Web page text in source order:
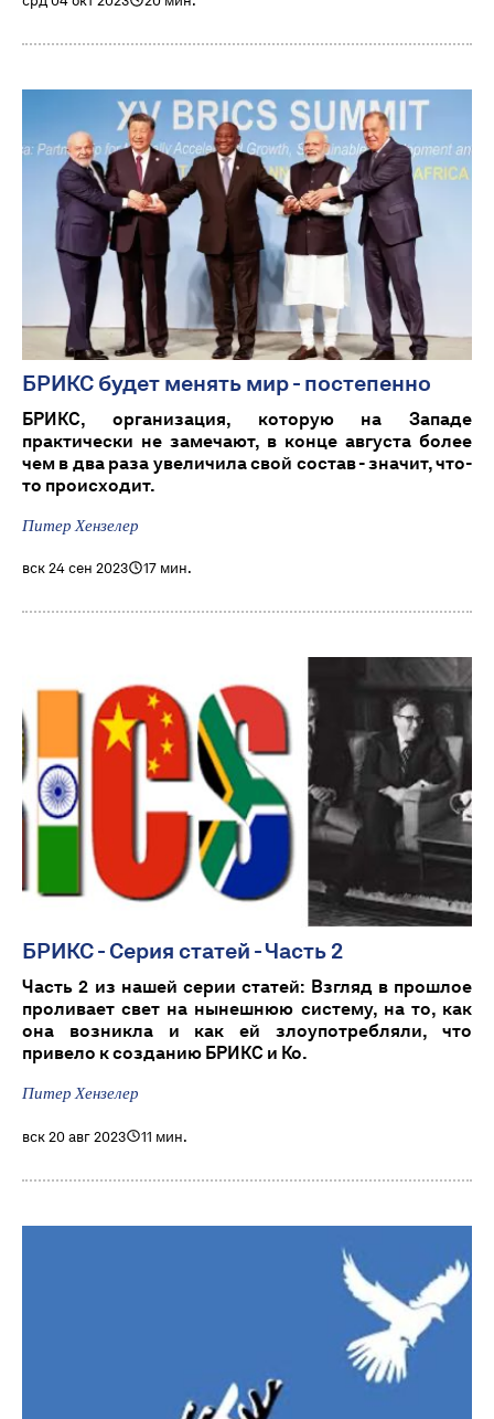
БРИКС будет менять мир - постепенно
БРИКС, организация, которую на Западе
практически не замечают, в конце августа более
чем в два раза увеличила свой состав - значит, что-
то происходит.
Питер Хензелер
вск 24 сен 2023 17 мин.
БРИКС - Серия статей - Часть 2
Часть 2 из нашей серии статей: Взгляд в прошлое
проливает свет на нынешнюю систему, на то, как
она возникла и как ей злоупотребляли, что
привело к созданию БРИКС и Ко.
Питер Хензелер
вск 20 авг 2023 11 мин.